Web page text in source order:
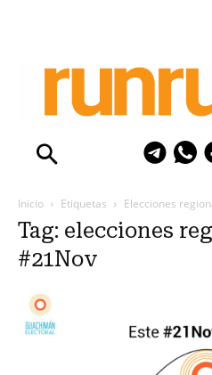
Inicio Etiquetas Elecciones
Tag: elecciones
#21Nov